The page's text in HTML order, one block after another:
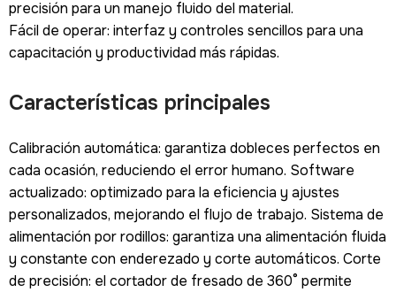
precisión para un manejo fluido del material.
Fácil de operar: interfaz y controles sencillos para una
capacitación y productividad más rápidas.
Características principales
Calibración automática: garantiza dobleces perfectos en
cada ocasión, reduciendo el error humano. Software
actualizado: optimizado para la eficiencia y ajustes
personalizados, mejorando el flujo de trabajo. Sistema de
alimentación por rodillos: garantiza una alimentación fluida
y constante con enderezado y corte automáticos. Corte
de precisión: el cortador de fresado de 360° permite